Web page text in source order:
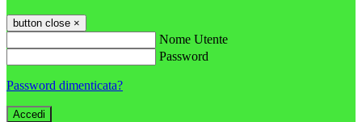
button close ×
Nome Utente
Password
Password dimenticata?